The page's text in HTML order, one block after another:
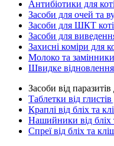
Антибіотики для
Засоби для очей та
Засоби для ШКТ
Засоби для
Захисні коміри для
Молоко та
Швидке відновлення
Засоби від паразитів
Таблетки від глистів
Краплі від бліх та
Нашийники від бліх
Спреї від бліх та